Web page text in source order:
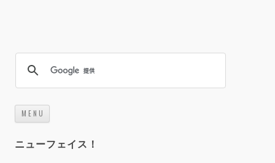
M E N U
ニューフェイス！